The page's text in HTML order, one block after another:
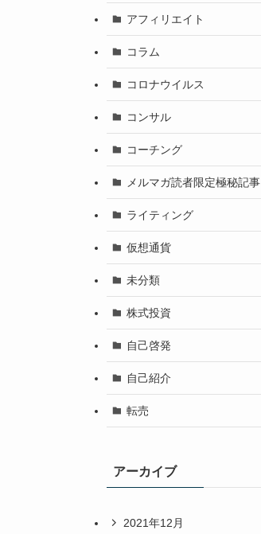
アフィリエイト
コラム
コロナウイルス
コンサル
コーチング
メルマガ読者限定極秘記事
ライティング
仮想通貨
未分類
株式投資
自己啓発
自己紹介
転売
アーカイブ
2021年12月